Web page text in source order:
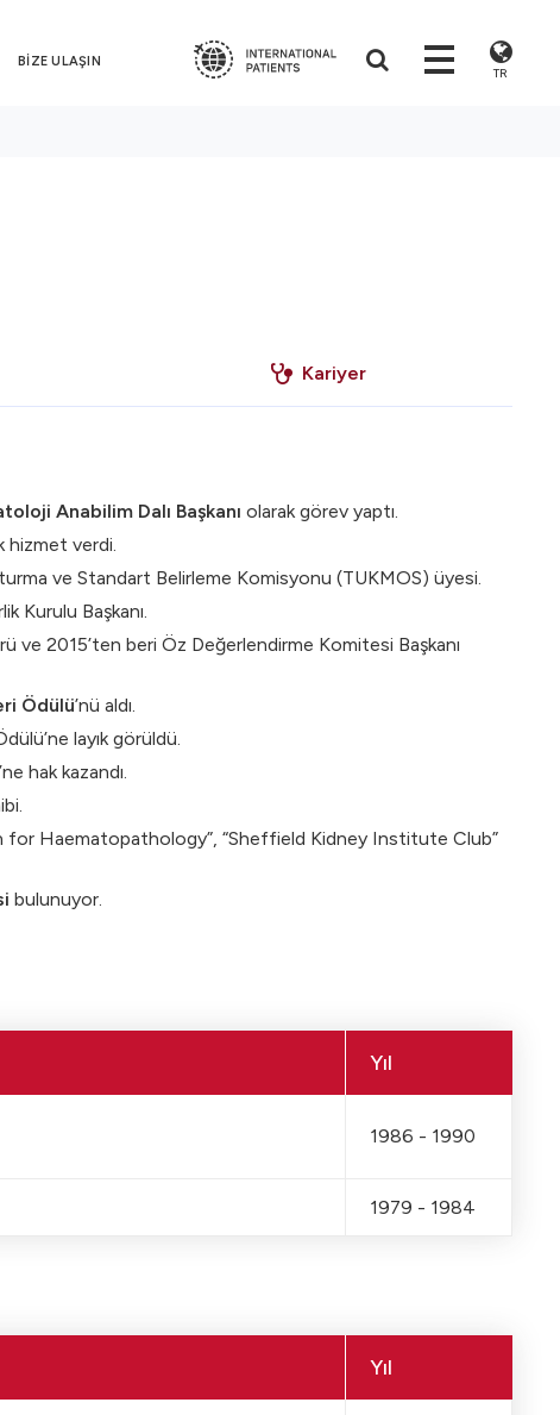
BİZE ULAŞIN
TR
Kariyer
Anabilim Dalı Başkanı olarak görev yaptı.
hizmet verdi.
ve Standart Belirleme Komisyonu (TUKMOS) üyesi.
Kurulu Başkanı.
2015’ten beri Öz Değerlendirme Komitesi Başkanı
Ödülü’nü aldı.
layık görüldü.
hak kazandı.
Haematopathology”, “Sheffield Kidney Institute Club”
bulunuyor.
Yıl
1986 - 1990
1979 - 1984
Yıl